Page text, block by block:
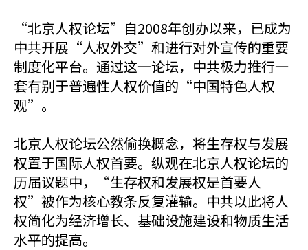
“北京人权论坛”自2008年创办以来，已成为
中共开展“人权外交”和进行对外宣传的重要
制度化平台。通过这一论坛，中共极力推行一
套有别于普遍性人权价值的“中国特色人权
观”。
北京人权论坛公然偷换概念，将生存权与发展
权置于国际人权首要。纵观在北京人权论坛的
历届议题中，“生存权和发展权是首要人
权”被作为核心教条反复灌输。中共以此将人
权简化为经济增长、基础设施建设和物质生活
水平的提高。